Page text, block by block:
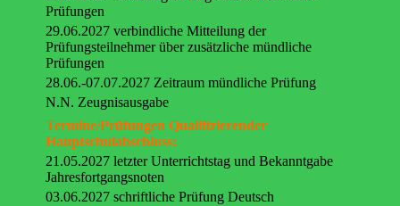
Prüfungen
29.06.2027 verbindliche Mitteilung der
Prüfungsteilnehmer über zusätzliche mündliche
Prüfungen
28.06.-07.07.2027 Zeitraum mündliche Prüfung
N.N. Zeugnisausgabe
Termine/Prüfungen Qualifizierender
Hauptschulabschluss:
21.05.2027 letzter Unterrichtstag und Bekanntgabe
Jahresfortgangsnoten
03.06.2027 schriftliche Prüfung Deutsch